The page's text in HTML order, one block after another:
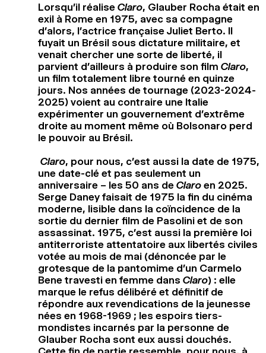
Lorsqu’il réalise Claro, Glauber Rocha était en
exil à Rome en 1975, avec sa compagne
d’alors, l’actrice française Juliet Berto. Il
fuyait un Brésil sous dictature militaire, et
venait chercher une sorte de liberté, il
parvient d’ailleurs à produire son film Claro,
un film totalement libre tourné en quinze
jours. Nos années de tournage (2023-2024-
2025) voient au contraire une Italie
expérimenter un gouvernement d’extrême
droite au moment même où Bolsonaro perd
le pouvoir au Brésil.
Claro, pour nous, c’est aussi la date de 1975,
une date-clé et pas seulement un
anniversaire – les 50 ans de Claro en 2025.
Serge Daney faisait de 1975 la fin du cinéma
moderne, lisible dans la coïncidence de la
sortie du dernier film de Pasolini et de son
assassinat. 1975, c’est aussi la première loi
antiterroriste attentatoire aux libertés civiles
votée au mois de mai (dénoncée par le
grotesque de la pantomime d’un Carmelo
Bene travesti en femme dans Claro) : elle
marque le refus délibéré et définitif de
répondre aux revendications de la jeunesse
nées en 1968-1969 ; les espoirs tiers-
mondistes incarnés par la personne de
Glauber Rocha sont eux aussi douchés.